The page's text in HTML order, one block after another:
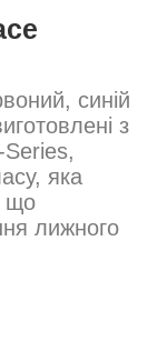
синій
з
Series,
яка
що
лижного
зимові